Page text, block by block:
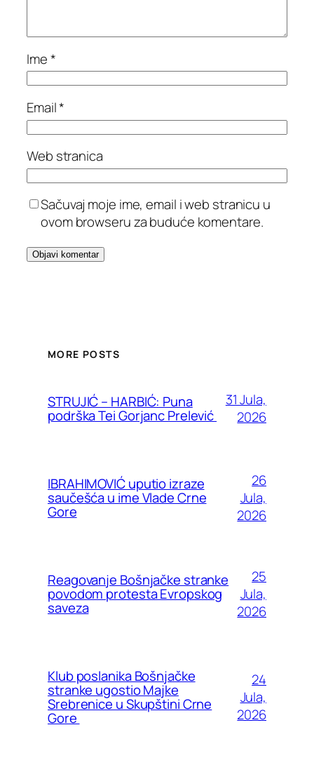
Ime*
Email*
Web stranica
Sačuvaj moje ime, email i web stranicu u
ovom browseru za buduće komentare.
MORE POSTS
STRUJIĆ – HARBIĆ: Puna
podrška Tei Gorjanc Prelević
31 Jula,
2026
IBRAHIMOVIĆ uputio izraze
saučešća u ime Vlade Crne
Gore
26
Jula,
2026
Reagovanje Bošnjačke stranke
povodom protesta Evropskog
saveza
25
Jula,
2026
Klub poslanika Bošnjačke
stranke ugostio Majke
Srebrenice u Skupštini Crne
Gore
24
Jula,
2026